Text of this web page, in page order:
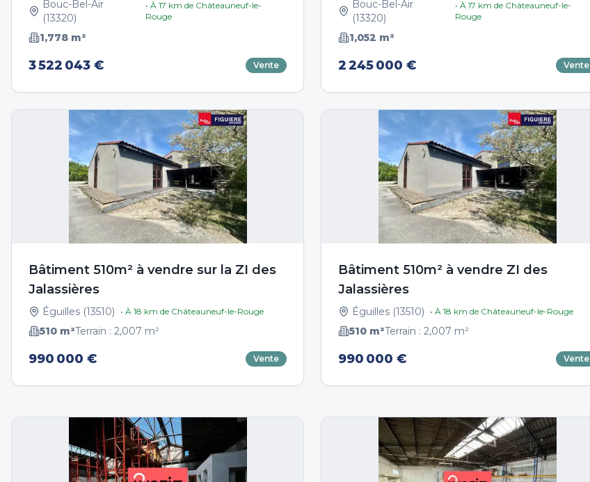
Bouc-Bel-Air
(13320)
• À 17 km de Châteauneuf-le-
Rouge
1,778 m²
3 522 043 € Vente
Bouc-Bel-Air
(13320)
• À17 km de Châteauneuf-le-
Rouge
1,052 m²
2 245 000 € Vente
Bâtiment 510m² à vendre sur la ZI des
Jalassières
Éguilles (13510) • À 18 km de Châteauneuf-le-Rouge
510 m²Terrain : 2,007 m²
990 000 € Vente
Bâtiment 510m² à vendre ZI des
Jalassières
Éguilles (13510) • À18 km de Châteauneuf-le-Rouge
510 m²Terrain :2,007 m²
990 000 € Vente